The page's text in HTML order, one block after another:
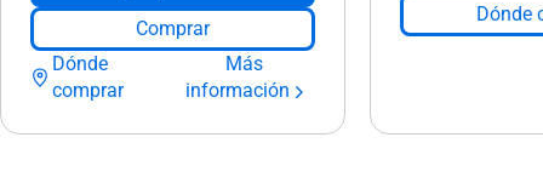
Comprar
Dónde
comprar
Más
información
Dónde